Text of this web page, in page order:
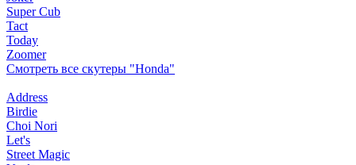
Super Cub
Tact
Today
Zoomer
Смотреть все скутеры "Honda"
Address
Birdie
Choi Nori
Let's
Street Magic